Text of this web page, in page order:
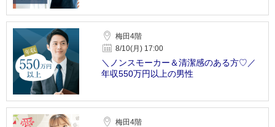
梅田4階
8/10(月) 17:00
＼ノンスモーカー＆清潔感のある方♡／
年収550万円以上の男性
梅田4階